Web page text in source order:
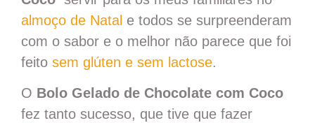
almoço de Natal e todos se surpreenderam
com o sabor e o melhor não parece que foi
feito sem glúten e sem lactose.
O Bolo Gelado de Chocolate com Coco
fez tanto sucesso, que tive que fazer